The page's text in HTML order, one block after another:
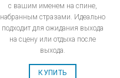
с вашим именем на спине,
набранным стразами. Идеально
подходит для ожидания выхода
на сцену или отдыха после
выхода.
КУПИТЬ